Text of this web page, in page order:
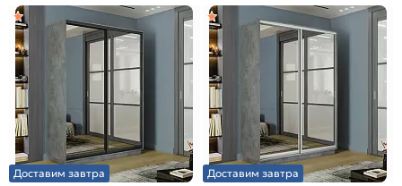
Доставим завтра
Доставим завтра